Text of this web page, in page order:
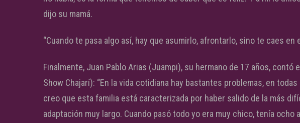
dijo su mamá.
“Cuando te pasa algo así, hay que asumirlo, afrontarlo, sino te caes en
Finalmente, Juan Pablo Arias (Juampi), su hermano de 17 años, contó
Show Chajarí): “En la vida cotidiana hay bastantes problemas, en
creo que esta familia está caracterizada por haber salido de la más
adaptación muy largo. Cuando pasó todo yo era muy chico, tenía ocho